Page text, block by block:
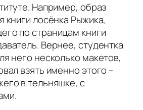
Например, образ
книги лосёнка Рыжика,
по страницам книги
Вернее, студентка
него несколько макетов,
взять именно этого –
в тельняшке, с